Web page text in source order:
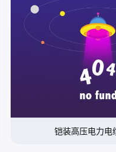
铠装高压电力电